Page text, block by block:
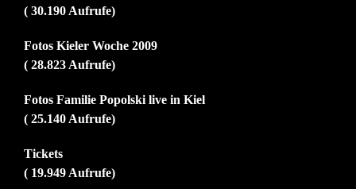
( 30.190 Aufrufe)
Fotos Kieler Woche 2009
( 28.823 Aufrufe)
Fotos Familie Popolski live in Kiel
( 25.140 Aufrufe)
Tickets
( 19.949 Aufrufe)